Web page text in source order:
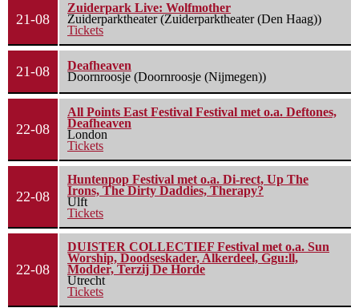
21-08
Zuiderpark Live: Wolfmother
Zuiderparktheater (Zuiderparktheater (Den Haag))
Tickets
21-08
Deafheaven
Doornroosje (Doornroosje (Nijmegen))
22-08
All Points East Festival Festival met o.a. Deftones,
Deafheaven
London
Tickets
22-08
Huntenpop Festival met o.a. Di-rect, Up The
Irons, The Dirty Daddies, Therapy?
Ulft
Tickets
22-08
DUISTER COLLECTIEF Festival met o.a. Sun
Worship, Doodseskader, Alkerdeel, Ggu:ll,
Modder, Terzij De Horde
Utrecht
Tickets